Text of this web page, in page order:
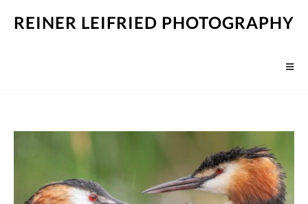
REINER LEIFRIED PHOTOGRAPHY